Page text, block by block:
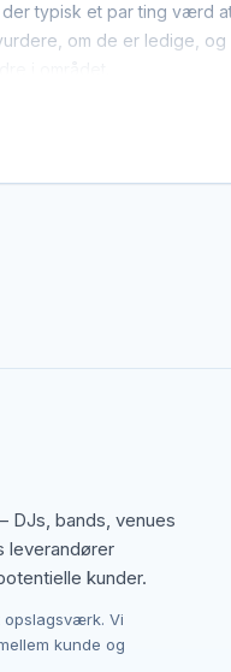
typisk et par ting værd
om de er ledige,
mange hoppeborge-
DJs, bands, venues
leverandører
kunder.
opslagsværk. Vi
kunde og